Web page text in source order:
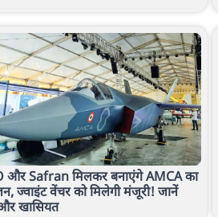
और Safran मिलकर बनाएंगे AMCA का
ज्वाइंट वेंचर को मिलेगी मंजूरी! जानें
खासियत